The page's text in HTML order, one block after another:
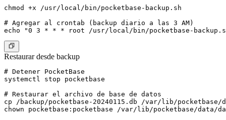
chmod +x /usr/local/bin/pocketbase-backup.sh
# Agregar al crontab (backup diario a las 3 AM)
Restaurar desde backup
# Detener PocketBase
systemctl stop pocketbase
# Restaurar el archivo de base de datos
cp /backup/pocketbase-20240115.db /var/lib/pocketbase/
chown pocketbase:pocketbase /var/lib/pocketbase/data/